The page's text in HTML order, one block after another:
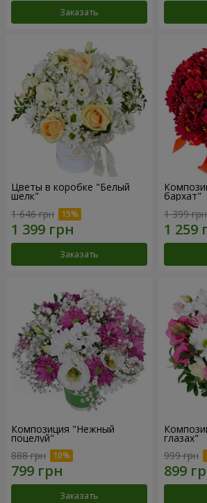
Заказать
Цветы в коробке "Белый
шелк"
1 646 грн
Заказать
бархат"
1 399 грн
Композиция "Нежный
поцелуй"
888 грн
Заказать
глазах"
999 грн